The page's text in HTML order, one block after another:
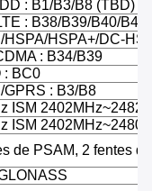
: B1/B3/B8 (TBD)
: B38/B39/B40/B41
HSPA/HSPA+/DC-
: B34/B39
: BC0
GPRS : B3/B8
ISM
ISM
de PSAM, 2 fentes